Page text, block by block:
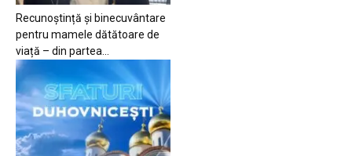
Recunoștință și binecuvântare
pentru mamele dătătoare de
viață – din partea...